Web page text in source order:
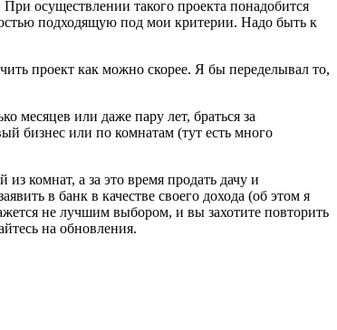
осуществлении такого проекта понадобится
подходящую под мои критерии. Надо быть к
проект как можно скорее. Я бы переделывал то,
месяцев или даже пару лет, браться за
бизнес или по комнатам (тут есть много
комнат, а за это время продать дачу и
в банк в качестве своего дохода (об этом я
не лучшим выбором, и вы захотите повторить
на обновления.